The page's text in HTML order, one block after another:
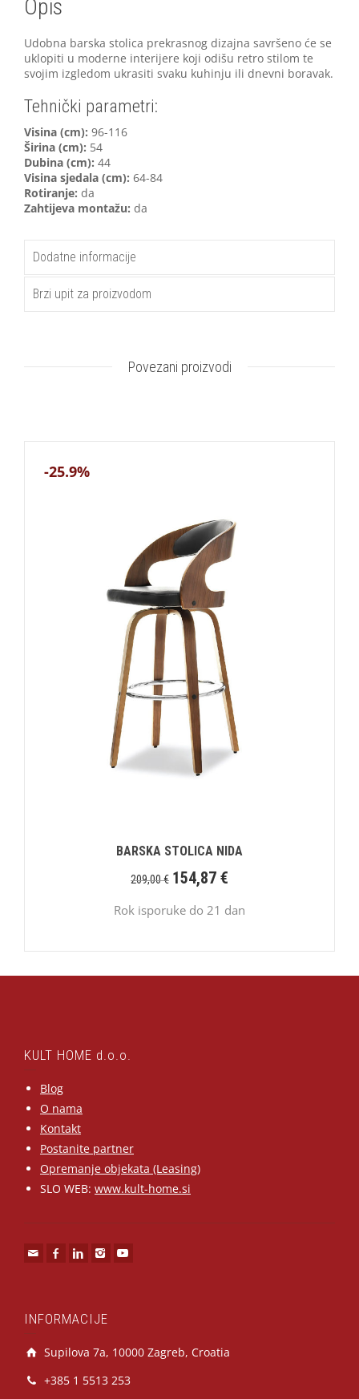
Opis
Udobna barska stolica prekrasnog dizajna savršeno će se
uklopiti u moderne interijere koji odišu retro stilom te
svojim izgledom ukrasiti svaku kuhinju ili dnevni boravak.
Tehnički parametri:
Visina (cm): 96-116
Širina (cm): 54
Dubina (cm): 44
Visina sjedala (cm): 64-84
Rotiranje: da
Zahtijeva montažu: da
Dodatne informacije
Brzi upit za proizvodom
Povezani proizvodi
-25.9%
BARSKA STOLICA NIDA
209,00€ 154,87 €
Rok isporuke do 21 dan
KULT HOME d.o.o.
Blog
O nama
Kontakt
Postanite partner
Opremanje objekata (Leasing)
SLO WEB: www.kult-home.si
INFORMACIJE
Supilova 7a, 10000 Zagreb, Croatia
+385 1 5513 253